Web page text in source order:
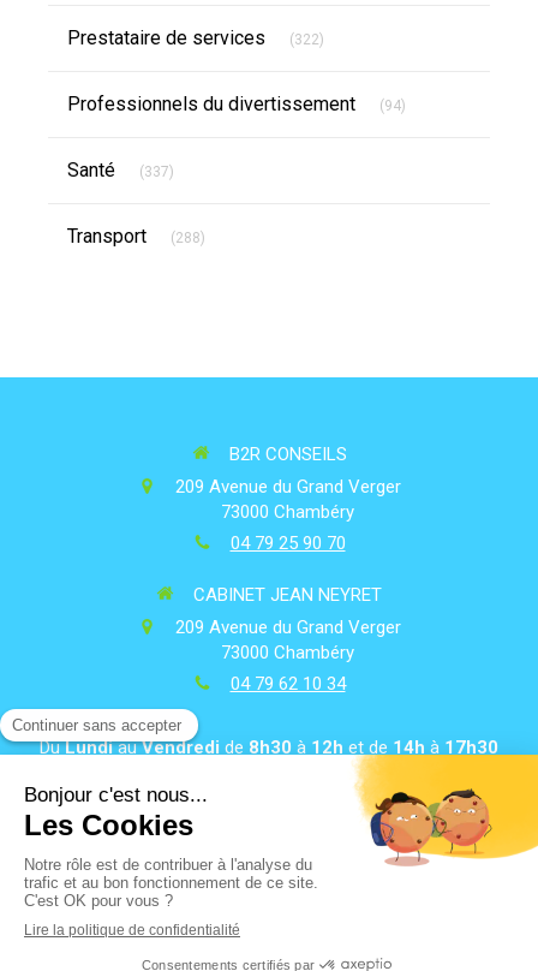
Prestataire de services (322)
Professionnels du divertissement (94)
Santé (337)
Transport (288)
B2R CONSEILS
209 Avenue du Grand Verger
73000 Chambéry
04 79 25 90 70
CABINET JEAN NEYRET
209 Avenue du Grand Verger
73000 Chambéry
04 79 62 10 34
DuLundiauVendredi de 8h30 à 12h et de 14h à 17h30
Mentions légales
Politique de confidentialité